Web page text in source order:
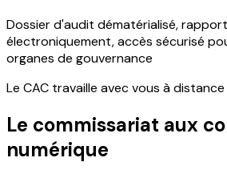
Dossier d'audit dématérialisé,
électroniquement, accès sécurisé
organes de gouvernance
Le CAC travaille avec vous à distance
Le commissariat aux
numérique